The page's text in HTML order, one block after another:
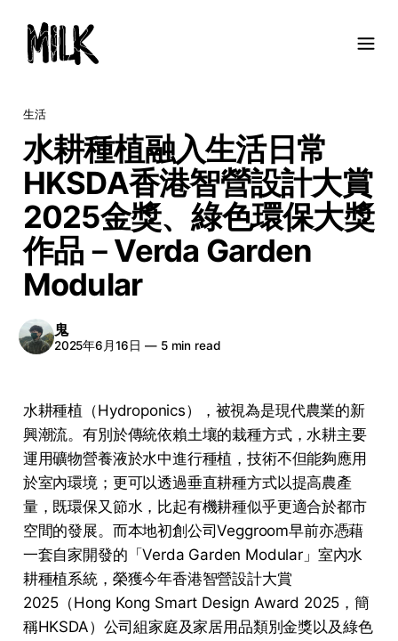
生活
水耕種植融入生活日常
HKSDA香港智營設計大賞
2025金獎、綠色環保大獎
作品－Verda Garden
Modular
鬼
2025年6月16日 —5 min read
水耕種植（Hydroponics），被視為是現代農業的新
興潮流。有別於傳統依賴土壤的栽種方式，水耕主要
運用礦物營養液於水中進行種植，技術不但能夠應用
於室內環境；更可以透過垂直耕種方式以提高農產
量，既環保又節水，比起有機耕種似乎更適合於都市
空間的發展。而本地初創公司Veggroom早前亦憑藉
一套自家開發的「Verda Garden Modular」室內水
耕種植系統，榮獲今年香港智營設計大賞
2025（Hong Kong Smart Design Award 2025，簡
稱HKSDA）公司組家庭及家居用品類別金獎以及綠色